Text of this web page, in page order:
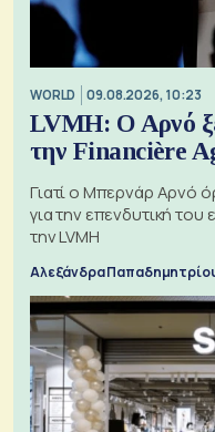
WORLD 09.08.2026, 10:23
LVMH: Ο Αρνό
την Financière
Γιατί ο Μπερνάρ Αρνό
για την επενδυτική
την LVMH
Αλεξάνδρα